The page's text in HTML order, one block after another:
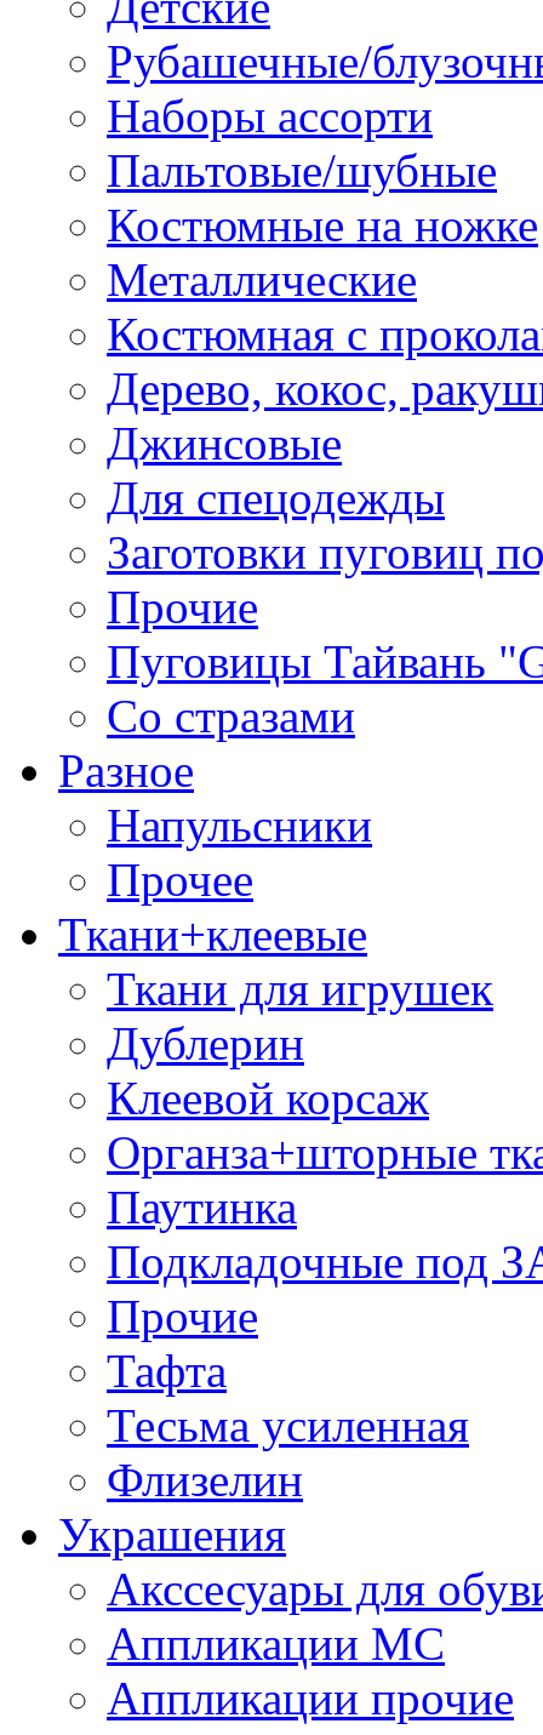
Рубашечные/
Наборы ассорти
Пальтовые/шубные
Костюмные на ножке
Металлические
Костюмная с
Дерево, кокос,
Джинсовые
Для спецодежды
Заготовки пуговиц
Прочие
Пуговицы Тайвань
Со стразами
Разное
Напульсники
Прочее
Ткани+клеевые
Ткани для игрушек
Дублерин
Клеевой корсаж
Органза+шторные
Паутинка
Подкладочные под
Прочие
Тафта
Тесьма усиленная
Флизелин
Украшения
Акссесуары для
Аппликации МС
Аппликации прочие